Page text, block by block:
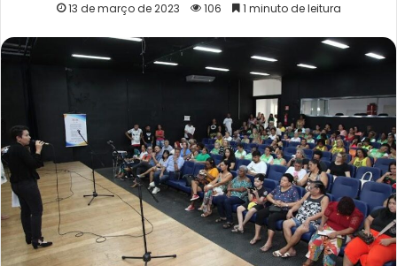
13 de março de 2023 106 1 minuto de leitura